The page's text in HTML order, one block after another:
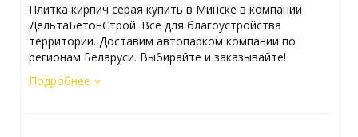
Плитка кирпич серая купить в Минске в компании
ДельтаБетонСтрой. Все для благоустройства
территории. Доставим автопарком компании по
регионам Беларуси. Выбирайте и заказывайте!
Подробнее